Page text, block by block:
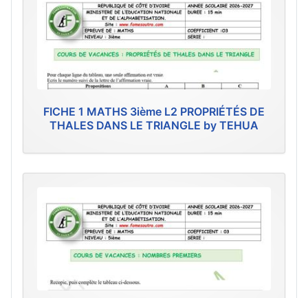
FICHE 1 MATHS 3ième L2 PROPRIÉTÉS DE
THALES DANS LE TRIANGLE by TEHUA